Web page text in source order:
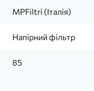
MPFiltri (Італія)
Напірний фільтр
85